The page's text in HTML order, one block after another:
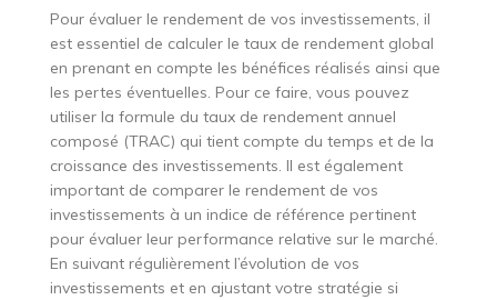
Pour évaluer le rendement de vos investissements, il
est essentiel de calculer le taux de rendement global
en prenant en compte les bénéfices réalisés ainsi que
les pertes éventuelles. Pour ce faire, vous pouvez
utiliser la formule du taux de rendement annuel
composé (TRAC) qui tient compte du temps et de la
croissance des investissements. Il est également
important de comparer le rendement de vos
investissements à un indice de référence pertinent
pour évaluer leur performance relative sur le marché.
En suivant régulièrement l’évolution de vos
investissements et en ajustant votre stratégie si